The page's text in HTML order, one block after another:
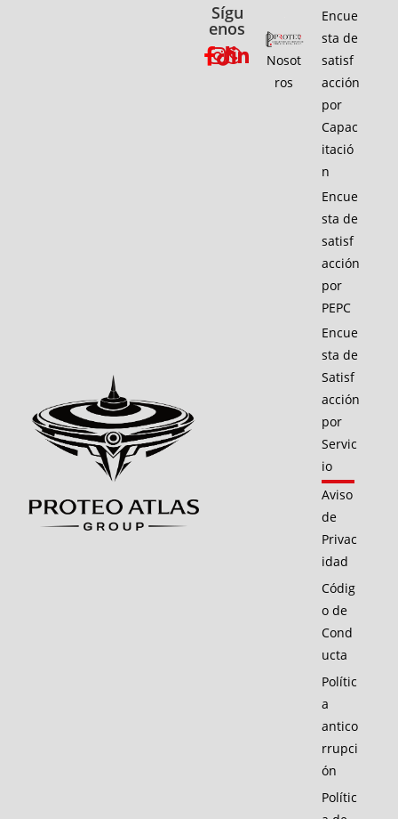
Sígu
enos
Nosot
ros
Encue
sta de
satisf
acción
por
Capac
itació
n
Encue
sta de
satisf
acción
por
PEPC
Encue
sta de
Satisf
acción
por
Servic
io
Aviso
de
Privac
idad
Códig
o de
Cond
ucta
Polític
a
antico
rrupci
ón
Polític